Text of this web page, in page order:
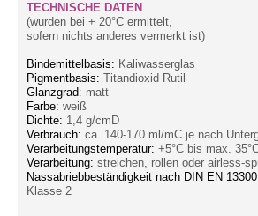
TECHNISCHE DATEN
(wurden bei + 20°C ermittelt,
sofern nichts anderes vermerkt ist)
Bindemittelbasis: Kaliwasserglas
Pigmentbasis: Titandioxid Rutil
Glanzgrad: matt
Farbe: weiß
Dichte: 1,4 g/cmD
Verbrauch: ca. 140-170 ml/mC je nach
Verarbeitungstemperatur: +5°C bis max.
Verarbeitung: streichen, rollen oder airless-
Nassabriebbeständigkeit nach DIN EN
Klasse 2